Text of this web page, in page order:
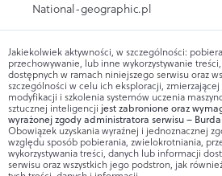
National-geographic.pl
Jakiekolwiek aktywności, w szczególności:
przechowywanie, lub inne wykorzystywanie
dostępnych w ramach niniejszego serwisu oraz
szczególności w celu ich eksploracji,
modyfikacji i szkolenia systemów uczenia
sztucznej inteligencji jest zabronione oraz
wyrażonej zgody administratora serwisu –
Obowiązek uzyskania wyraźnej i jednoznacznej
względu sposób pobierania, zwielokrotniania,
wykorzystywania treści, danych lub informacji
serwisu oraz wszystkich jego podstron, jak